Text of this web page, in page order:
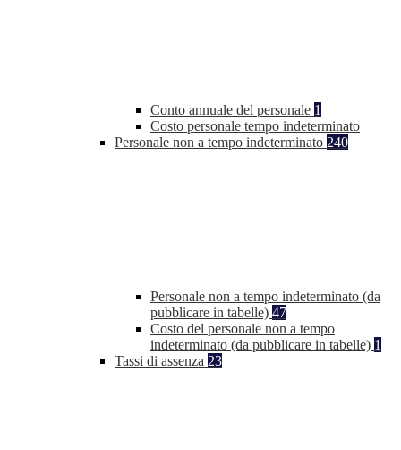
Conto annuale del personale 1
Costo personale tempo indeterminato
Personale non a tempo indeterminato 240
Personale non a tempo indeterminato (da
pubblicare in tabelle) 47
Costo del personale non a tempo
indeterminato (da pubblicare in tabelle) 1
Tassi di assenza 23